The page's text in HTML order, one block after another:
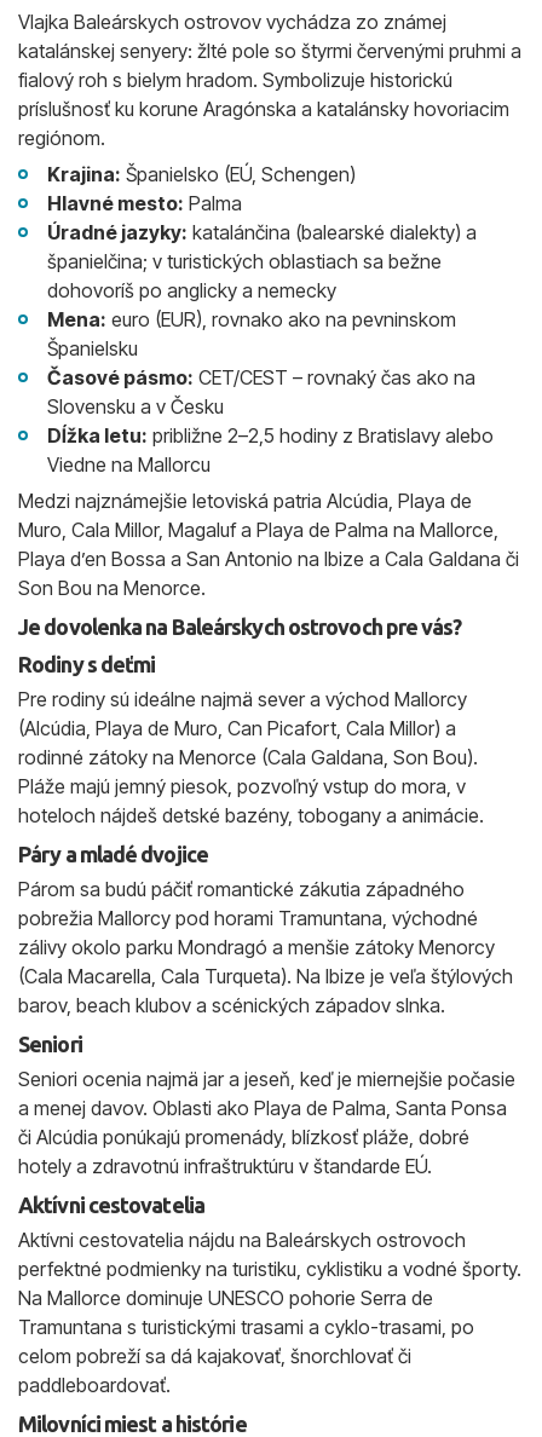
Vlajka Baleárskych ostrovov vychádza zo známej
katalánskej senyery: žlté pole so štyrmi červenými pruhmi a
fialový roh s bielym hradom. Symbolizuje historickú
príslušnosť ku korune Aragónska a katalánsky hovoriacim
regiónom.
Krajina: Španielsko (EÚ, Schengen)
Hlavné mesto: Palma
Úradné jazyky: katalánčina (balearské dialekty) a
španielčina; v turistických oblastiach sa bežne
dohovoríš po anglicky a nemecky
Mena: euro (EUR), rovnako ako na pevninskom
Španielsku
Časové pásmo: CET/CEST – rovnaký čas ako na
Slovensku a v Česku
Dĺžka letu: približne 2–2,5 hodiny z Bratislavy alebo
Viedne na Mallorcu
Medzi najznámejšie letoviská patria Alcúdia, Playa de
Muro, Cala Millor, Magaluf a Playa de Palma na Mallorce,
Playa d’en Bossa a San Antonio na Ibize a Cala Galdana či
Son Bou na Menorce.
Je dovolenka na Baleárskych ostrovoch pre vás?
Rodiny s deťmi
Pre rodiny sú ideálne najmä sever a východ Mallorcy
(Alcúdia, Playa de Muro, Can Picafort, Cala Millor) a
rodinné zátoky na Menorce (Cala Galdana, Son Bou).
Pláže majú jemný piesok, pozvoľný vstup do mora, v
hoteloch nájdeš detské bazény, tobogany a animácie.
Páry a mladé dvojice
Párom sa budú páčiť romantické zákutia západného
pobrežia Mallorcy pod horami Tramuntana, východné
zálivy okolo parku Mondragó a menšie zátoky Menorcy
(Cala Macarella, Cala Turqueta). Na Ibize je veľa štýlových
barov, beach klubov a scénických západov slnka.
Seniori
Seniori ocenia najmä jar a jeseň, keď je miernejšie počasie
a menej davov. Oblasti ako Playa de Palma, Santa Ponsa
či Alcúdia ponúkajú promenády, blízkosť pláže, dobré
hotely a zdravotnú infraštruktúru v štandarde EÚ.
Aktívni cestovatelia
Aktívni cestovatelia nájdu na Baleárskych ostrovoch
perfektné podmienky na turistiku, cyklistiku a vodné športy.
Na Mallorce dominuje UNESCO pohorie Serra de
Tramuntana s turistickými trasami a cyklo-trasami, po
celom pobreží sa dá kajakovať, šnorchlovať či
paddleboardovať.
Milovníci miest a histórie